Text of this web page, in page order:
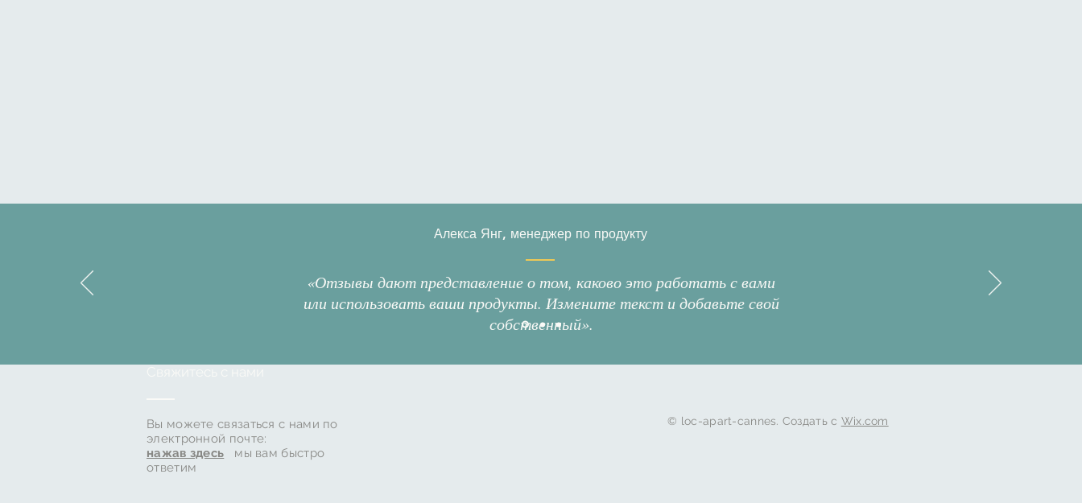
Алекса Янг, менеджер по продукту
«Отзывы дают представление о том, каково это работать с вами
или использовать ваши продукты. Измените текст и добавьте свой
собственный».
Вы можете связаться с нами по
электронной почте:
нажав здесь
мы вам быстро
ответим
© loc-apart-cannes. Создать с Wix.com